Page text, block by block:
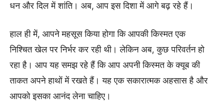
धन और दिल में शांति। अब, आप इस दिशा में आगे बढ़ रहे हैं।
हाल ही में, आपने महसूस किया होगा कि आपकी किस्मत एक
निश्चित खेल पर निर्भर कर रही थी। लेकिन अब, कुछ परिवर्तन हो
रहा है। आप यह समझ रहे हैं कि आप अपनी किस्मत के क्यूब की
ताकत अपने हाथों में रखते हैं। यह एक सकारात्मक अहसास है और
आपको इसका आनंद लेना चाहिए।